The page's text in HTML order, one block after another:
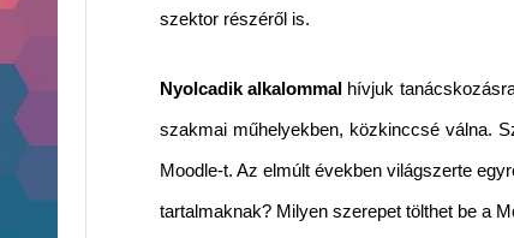
szektor részéről is.
Nyolcadik alkalommal hívjuk
szakmai műhelyekben, közkinccsé válna.
Moodle-t. Az elmúlt években világszerte
tartalmaknak? Milyen szerepet tölthet be a